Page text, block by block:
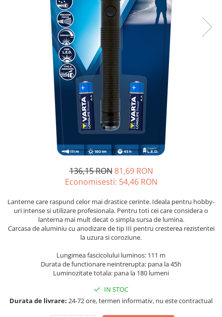
Sisteme de management (BMS)
Redresoare, incarcatoare si testere
Redresoare auto, moto, barci si
136,15 RON 81,69 RON
Economisesti: 54,46 RON
Lanterne care raspund celor mai drastice cerinte. Ideala pentru hobby-
uri intense si utilizare profesionala. Pentru toti cei care considera o
lanterna mai mult decat o simpla sursa de lumina.
Carcasa de aluminiu cu anodizare de tip III pentru cresterea rezistentei
la uzura si coroziune.
Lungimea fascicolului luminos: 111 m
Durata de functionare neintrerupta: pana la 45h
Luminozitate totala: pana la 180 lumeni
IN STOC
Durata de livrare: 24-72 ore, termen informativ, nu este contractual